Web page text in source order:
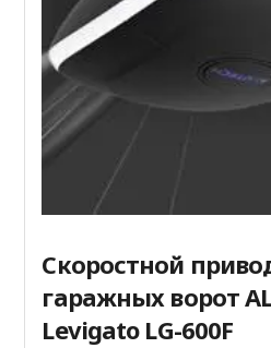
Скоростной
гаражных ворот
Levigato LG-600F